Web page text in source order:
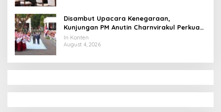
Disambut Upacara Kenegaraan,
Kunjungan PM Anutin Charnvirakul Perkuat
Hubungan Indonesia-Thailand
In Konten
August 4, 2026